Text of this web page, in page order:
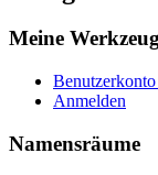
Meine
Benutzerkonto
Anmelden
Namensräume